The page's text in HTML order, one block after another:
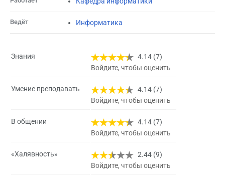
Ведёт Информатика
Знания
4.14 (7)
Войдите, чтобы оценить
Умение преподавать
4.14 (7)
Войдите, чтобы оценить
В общении
4.14 (7)
Войдите, чтобы оценить
«Халявность»
2.44 (9)
Войдите, чтобы оценить